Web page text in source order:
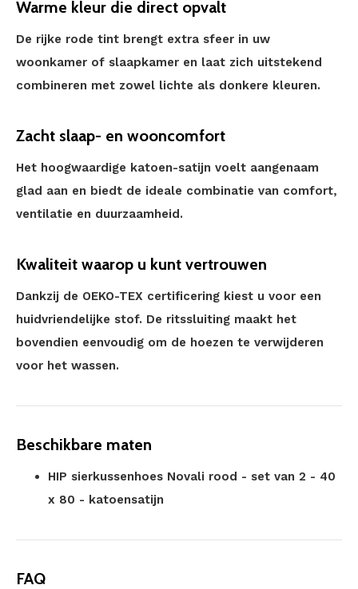
Warme kleur die direct opvalt
De rijke rode tint brengt extra sfeer in uw
woonkamer of slaapkamer en laat zich uitstekend
combineren met zowel lichte als donkere kleuren.
Zacht slaap- en wooncomfort
Het hoogwaardige katoen-satijn voelt aangenaam
glad aan en biedt de ideale combinatie van comfort,
ventilatie en duurzaamheid.
Kwaliteit waarop u kunt vertrouwen
Dankzij de OEKO-TEX certificering kiest u voor een
huidvriendelijke stof. De ritssluiting maakt het
bovendien eenvoudig om de hoezen te verwijderen
voor het wassen.
Beschikbare maten
HIP sierkussenhoes Novali rood - set van 2 - 40
x 80 - katoensatijn
FAQ